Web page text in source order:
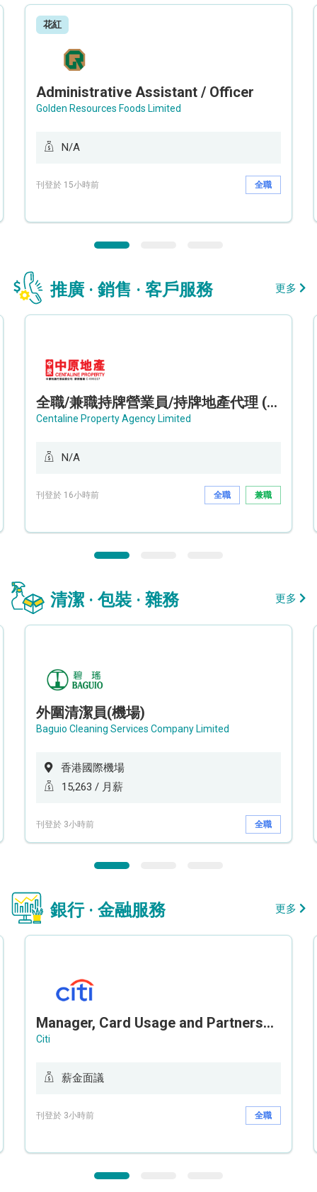
花紅
Administrative Assistant / Officer
Golden Resources Foods Limited
N/A
刊登於 15小時前 全職
推廣 · 銷售 · 客戶服務 更多
全職/兼職持牌營業員/持牌地產代理 (長沙灣/將軍澳/油塘)
Centaline Property Agency Limited
N/A
刊登於 16小時前 全職 兼職
清潔 · 包裝 · 雜務 更多
外圍清潔員(機場)
Baguio Cleaning Services Company Limited
香港國際機場
15,263 / 月薪
刊登於 3小時前 全職
銀行 · 金融服務 更多
Manager, Card Usage and Partnership
Citi
薪金面議
刊登於 3小時前 全職